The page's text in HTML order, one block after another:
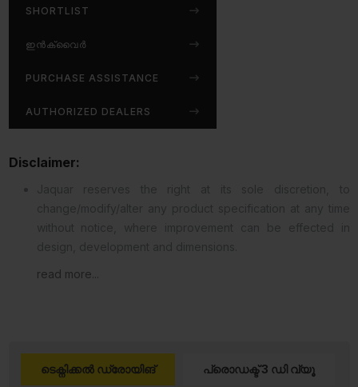
SHORTLIST
ഇൻക്വൈർ
PURCHASE ASSISTANCE
AUTHORIZED DEALERS
Disclaimer:
read more...
ടെക്നിക്കൽ ഡ്രോയിങ് പ്രൊഡക്ട് 3 ഡി വ്യൂ